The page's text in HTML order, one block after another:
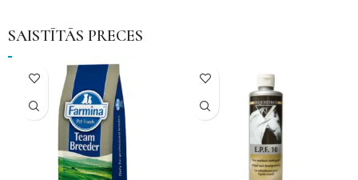
SAISTĪTĀS PRECES